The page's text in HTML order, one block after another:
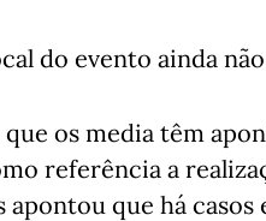
do evento ainda
os media têm
referência a
apontou que há